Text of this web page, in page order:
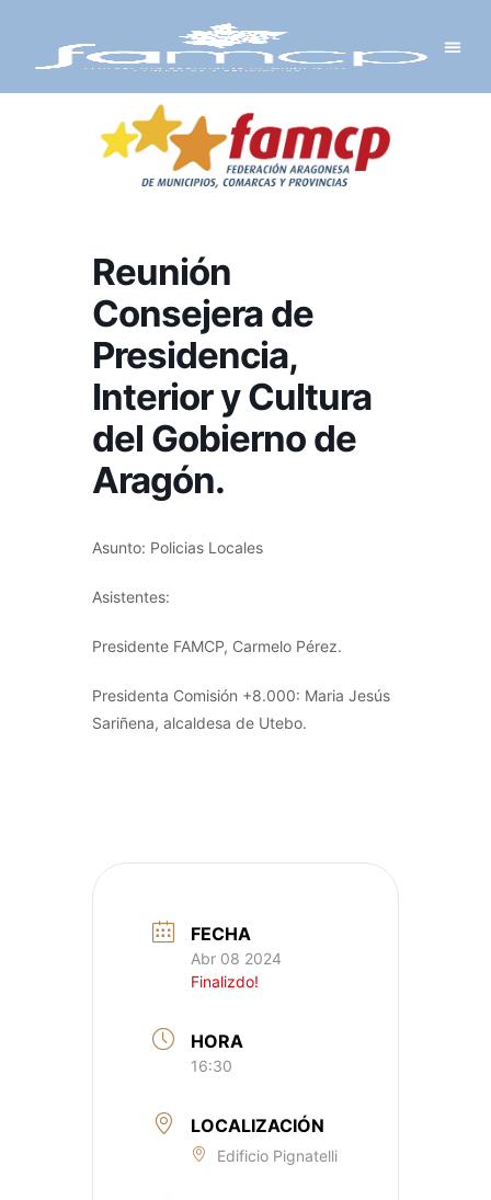
Reunión
Consejera de
Presidencia,
Interior y Cultura
del Gobierno de
Aragón.
Asunto: Policias Locales
Asistentes:
Presidente FAMCP, Carmelo Pérez.
Presidenta Comisión +8.000: Maria Jesús
Sariñena, alcaldesa de Utebo.
FECHA
Abr 08 2024
Finalizdo!
HORA
16:30
LOCALIZACIÓN
Edificio Pignatelli